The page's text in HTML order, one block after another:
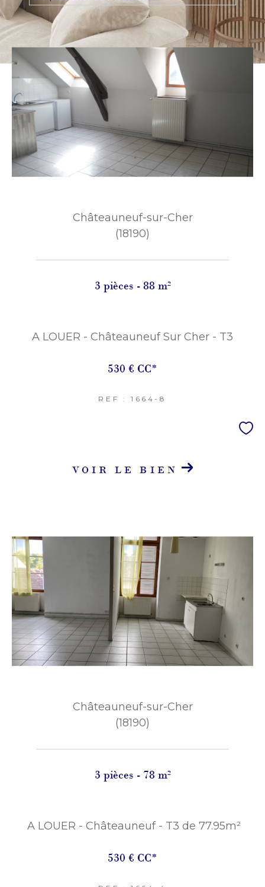
Châteauneuf-sur-Cher
(18190)
3 pièces - 88 m²
A LOUER - Châteauneuf Sur Cher - T3
530 € CC*
REF : 1664-8
VOIR LE BIEN
Châteauneuf-sur-Cher
(18190)
3 pièces - 78 m²
A LOUER - Châteauneuf - T3 de 77.95m²
530 € CC*
Ville
Budget
Surface
Surface
Pièces
Pièces
CRITÈRES
Parking
Coups De Coeur Exclusivités Nouveautés